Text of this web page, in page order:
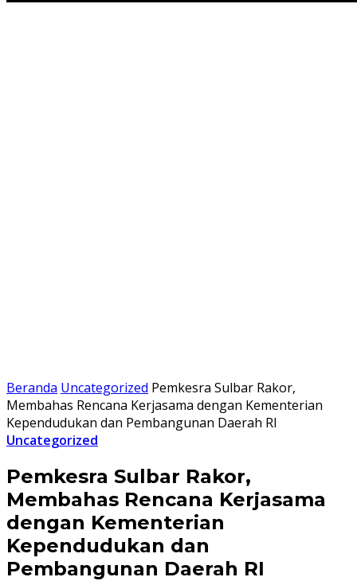
Beranda Uncategorized Pemkesra Sulbar Rakor,
Membahas Rencana Kerjasama dengan Kementerian
Kependudukan dan Pembangunan Daerah RI
Uncategorized
Pemkesra Sulbar Rakor,
Membahas Rencana Kerjasama
dengan Kementerian
Kependudukan dan
Pembangunan Daerah RI